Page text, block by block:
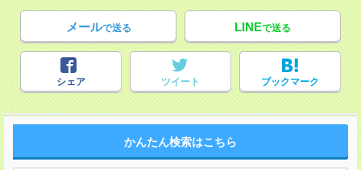
メールで送る LINEで送る
シェア ツイート ブックマーク
かんたん検索はこちら